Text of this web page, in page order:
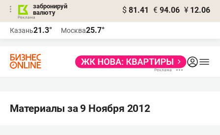
забронируй
валюту
$ 81.41 € 94.06 ¥ 12.06
Казань21.3° Москва25.7°
Материалы за 9 Ноября 2012